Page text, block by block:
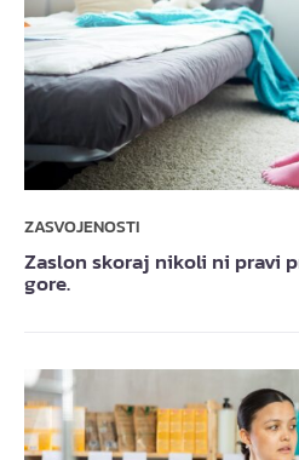
ZASVOJENOSTI
Zaslon skoraj nikoli ni pravi
gore.